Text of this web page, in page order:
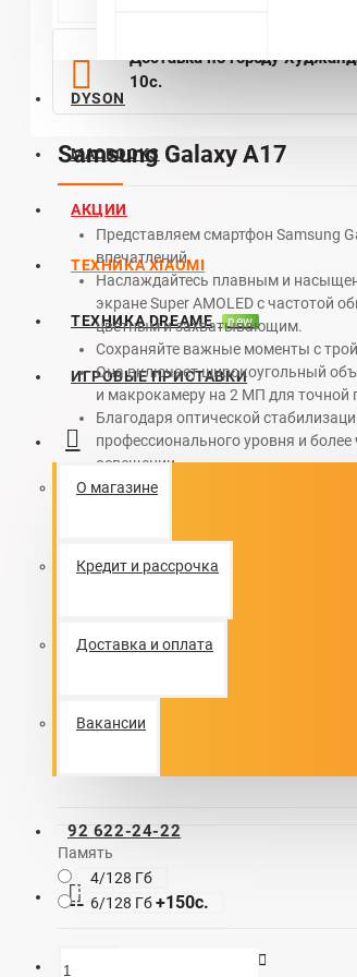
DYSON
MACBOOKS
АКЦИИ
ТЕХНИКА XIAOMI
ТЕХНИКА DREAME new
ИГРОВЫЕ ПРИСТАВКИ
О магазине
Кредит и рассрочка
Доставка и оплата
Вакансии
92 622-24-22
Доставка по городу
10с.
Samsung Galaxy A17
Представляем смартфон Samsung
впечатлений.
Наслаждайтесь плавным и
экране Super AMOLED с частотой
цветным и захватывающим.
Сохраняйте важные моменты с
Она включает широкоугольный
и макрокамеру на 2 МП для точной
Благодаря оптической
профессионального уровня и
освещении.
За производительность отвечает
кластер камер.
2 200c.
Экономия -150c.
Память
4/128 Гб
6/128 Гб+150c.